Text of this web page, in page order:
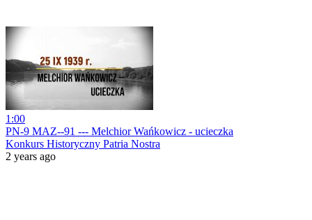
1:00
PN-9 MAZ--91 --- Melchior Wańkowicz - ucieczka
Konkurs Historyczny Patria Nostra
2 years ago